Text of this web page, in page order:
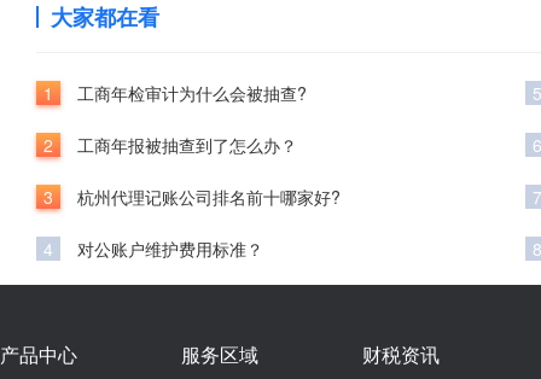
大家都在看
1 工商年检审计为什么会被抽查?
2 工商年报被抽查到了怎么办？
3 杭州代理记账公司排名前十哪家好?
4 对公账户维护费用标准？
5
6
7
8
产品中心 服务区域 财税资讯